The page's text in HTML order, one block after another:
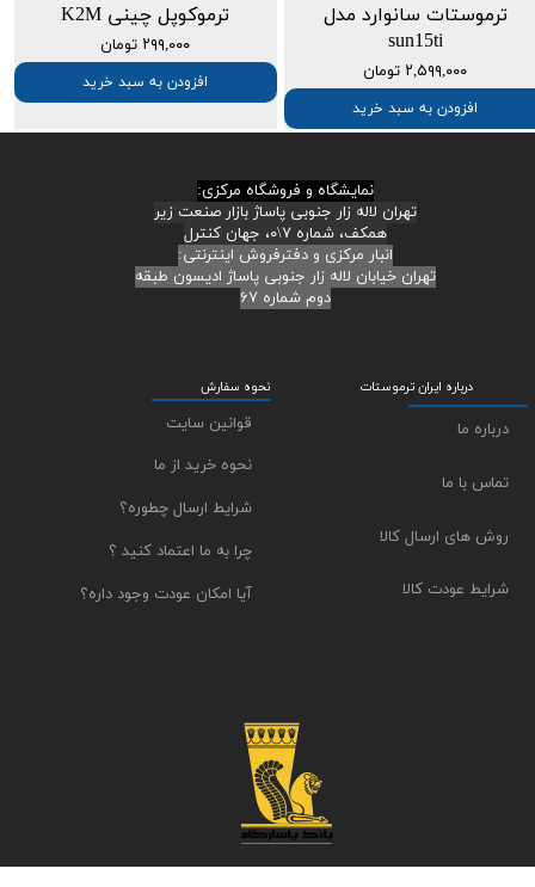
ترموستات سانوارد مدل
sun15ti
۲,۵۹۹,۰۰۰ تومان
افزودن به سبد خرید
ترموکوپل چینی K2M
۲۹۹,۰۰۰ تومان
افزودن به سبد خرید
نمایشگاه و فروشگاه مرکزی:
تهران لاله زار جنوبی پاساژ بازار صنعت زیر
همکف، شماره ۷\۰، جهان کنترل
انبار مرکزی و دفترفروش اینترنتی:
تهران خیابان لاله زار جنوبی پاساژ ادیسون طبقه
دوم شماره ۶۷
نحوه سفارش
قوانین سایت
نحوه خرید از ما
شرایط ارسال چطوره؟
چرا به ما اعتماد کنید ؟
آیا امکان عودت وجود داره؟
درباره ایران ترموستات
درباره ما
تماس با ما
روش های ارسال کالا
شرایط عودت کالا